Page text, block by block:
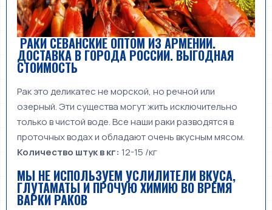
РАКИ СЕВАНСКИЕ ОПТОМ ИЗ АРМЕНИИ.
ДОСТАВКА В ГОРОДА РОССИИ. ВЫГОДНАЯ
СТОИМОСТЬ
Рак это деликатес не морской, но речной или
озерный. Эти существа могут жить исключительно
только в чистой воде. Все наши раки разводятся в
проточных водах и обладают очень вкусным мясом.
Количество штук в кг: 12-15 /кг
МЫ НЕ ИСПОЛЬЗУЕМ УСЛИЛИТЕЛИ ВКУСА,
ГЛУТАМАТЫ И ПРОЧУЮ ХИМИЮ ВО ВРЕМЯ
ВАРКИ РАКОВ